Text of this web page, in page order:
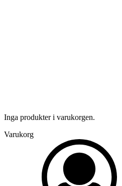
Inga produkter i varukorgen.
Varukorg